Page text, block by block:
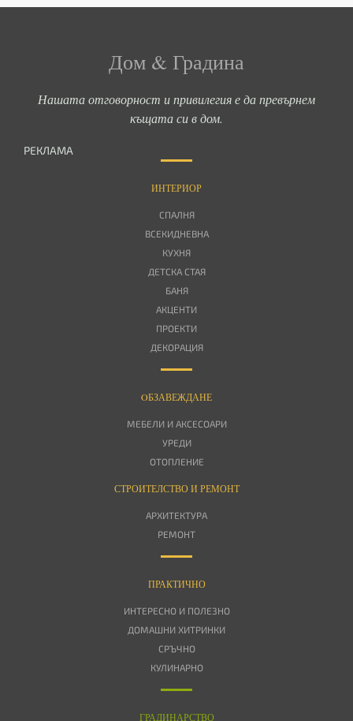
Дом & Градина
Нашата отговорност и привилегия е да превърнем
къщата си в дом.
РЕКЛАМА
ИНТЕРИОР
СПАЛНЯ
ВСЕКИДНЕВНА
КУХНЯ
ДЕТСКА СТАЯ
БАНЯ
АКЦЕНТИ
ПРОЕКТИ
ДЕКОРАЦИЯ
OБЗАВЕЖДАНЕ
МЕБЕЛИ И АКСЕСОАРИ
УРЕДИ
ОТОПЛЕНИЕ
СТРОИТЕЛСТВО И РЕМОНТ
АРХИТЕКТУРА
РЕМОНТ
ПРАКТИЧНО
ИНТЕРЕСНО И ПОЛЕЗНО
ДОМАШНИ ХИТРИНКИ
СРЪЧНО
КУЛИНАРНО
ГРАДИНАРСТВО